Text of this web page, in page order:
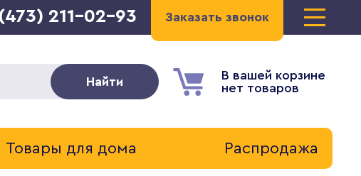
Заказать звонок
211-02-93
В вашей корзине
нет товаров
Найти
Товары для дома Распродажа